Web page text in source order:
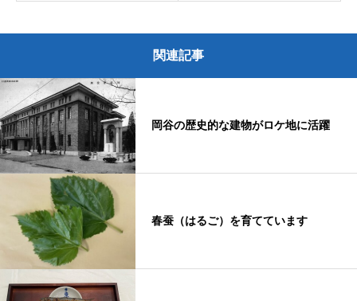
関連記事
岡谷の歴史的な建物がロケ地に活躍
春蚕（はるご）を育てています